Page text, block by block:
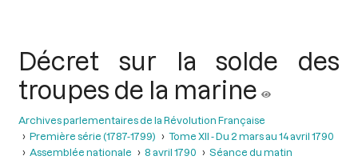
Décret sur la solde des
troupes de la marine
Archives parlementaires de la Révolution Française
Première série (1787-1799)
Tome XII - Du 2 mars au 14 avril 1790
Assemblée nationale
8 avril 1790 Séance du matin